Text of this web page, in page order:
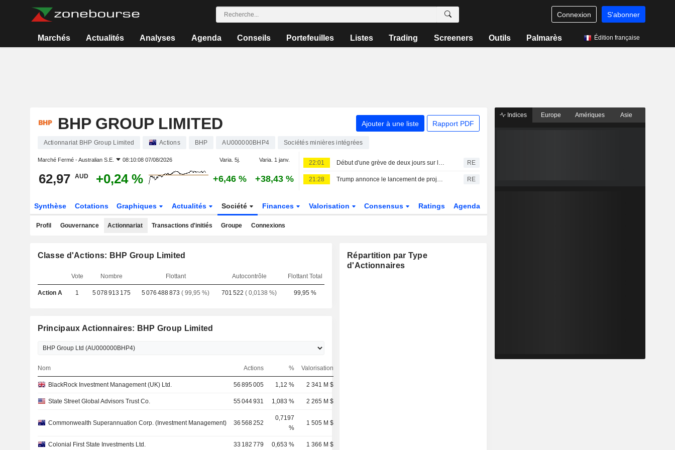
Connexion S'abonner
Marchés Actualités Analyses Agenda Conseils Portefeuilles Listes Trading Screeners Outils Palmarès Édition française
BHP GROUP LIMITED Ajouter à une liste Rapport PDF
Actionnariat BHP Group Limited Actions BHP AU000000BHP4 Sociétés minières intégrées
Marché Fermé -Australian S.E. 08:10:08 07/08/2026 Varia. 5j. Varia. 1 janv.
62,97 AUD +0,24 % +6,46 % +38,43 %
22:01 Début d'une grève de deux jours sur les sites de minerai de fer de BHP à Port Hedland RE
21:28 Trump annonce le lancement de projets miniers aux États-Unis pour un montant de 3 milliards de dollars RE
Synthèse Cotations Graphiques Actualités Société Finances Valorisation Consensus Ratings Agenda
Profil Gouvernance Actionnariat Transactions d'initiés Groupe Connexions
Classe d'Actions: BHP Group Limited
Vote Nombre Flottant Autocontrôle Flottant Total
Action A 1 5 078 913 175 5 076 488 873 ( 99,95 %) 701 522 ( 0,0138 %) 99,95 %
Principaux Actionnaires: BHP Group Limited
Nom Actions % Valorisation
BlackRock Investment Management (UK) Ltd. 56 895 005 1,12 % 2 341 M $
State Street Global Advisors Trust Co. 55 044 931 1,083 % 2 265 M $
Commonwealth Superannuation Corp. (Investment Management) 36 568 252
0,7197
%
1 505 M $
Colonial First State Investments Ltd. 33 182 779 0,653 % 1 366 M $
Répartition par Type
d'Actionnaires
Indices Europe Amériques Asie